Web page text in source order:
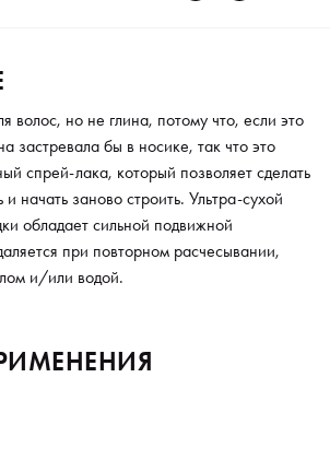
волос, но не глина, потому что, если это
застревала бы в носике, так что это
спрей-лака, который позволяет сделать
начать заново строить. Ультра-сухой
обладает сильной подвижной
при повторном расчесывании,
и/или водой.